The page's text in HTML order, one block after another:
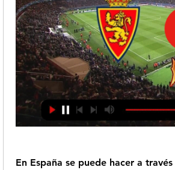
En España se puede hacer a